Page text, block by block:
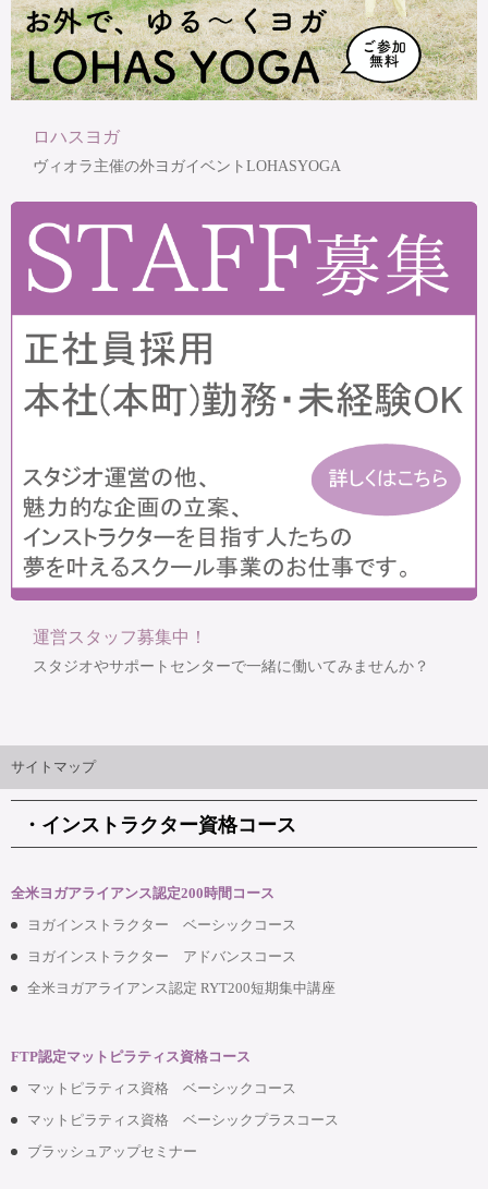
ロハスヨガ
ヴィオラ主催の外ヨガイベントLOHASYOGA
運営スタッフ募集中！
スタジオやサポートセンターで一緒に働いてみませんか？
サイトマップ
・インストラクター資格コース
全米ヨガアライアンス認定200時間コース
ヨガインストラクター ベーシックコース
ヨガインストラクター アドバンスコース
全米ヨガアライアンス認定 RYT200短期集中講座
FTP認定マットピラティス資格コース
マットピラティス資格 ベーシックコース
マットピラティス資格 ベーシックプラスコース
ブラッシュアップセミナー